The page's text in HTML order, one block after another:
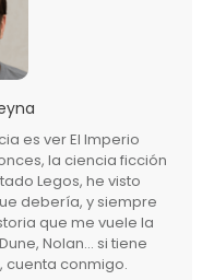
es ver El Imperio
la ciencia ficción
Legos, he visto
debería, y siempre
que me vuele la
Nolan… si tiene
cuenta conmigo.